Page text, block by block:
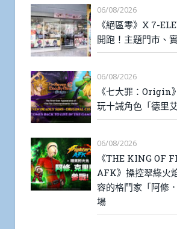
06/08/2026
《絕區零》X 7-
開跑！主題門市、
06/08/2026
《七大罪：Origin
玩十誡角色「德里艾
06/08/2026
《THE KING OF
AFK》操控翠綠火
容的格鬥家「阿修
場